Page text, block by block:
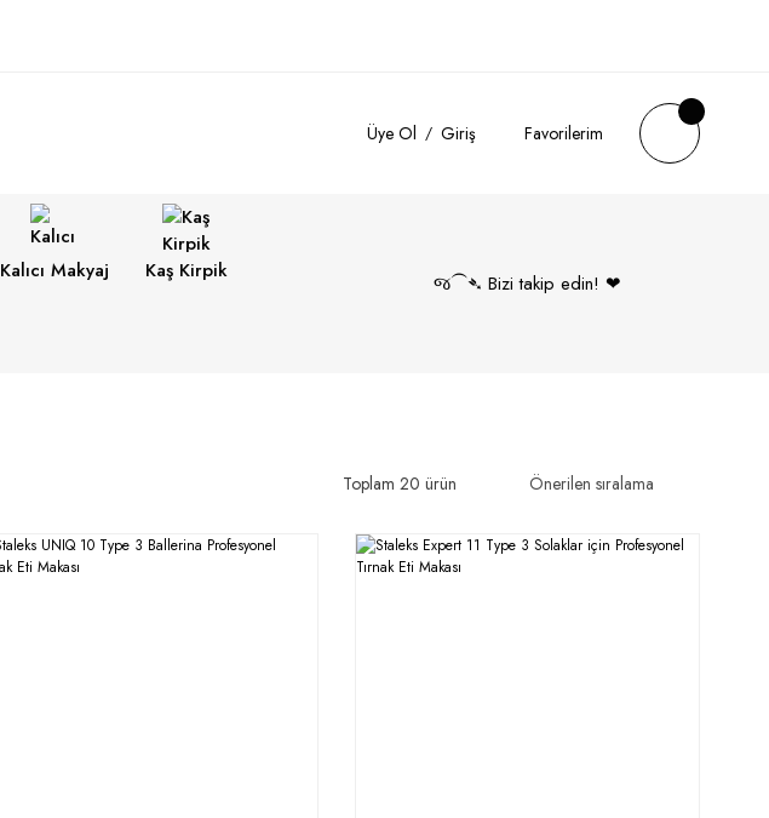
Üye Ol Giriş Favorilerim
Kalıcı Makyaj Kaş Kirpik જ⁀➴ Bizi takip edin! ❤︎
Toplam 20 ürün